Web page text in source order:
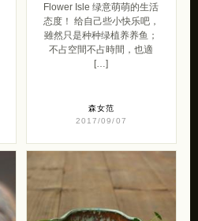
Flower Isle 绿意萌萌的生活
态度！ 给自己些小快乐吧，
雖然只是种种绿植养养鱼；
不占空間不占時間，也適
[…]
森女范
2017/09/07